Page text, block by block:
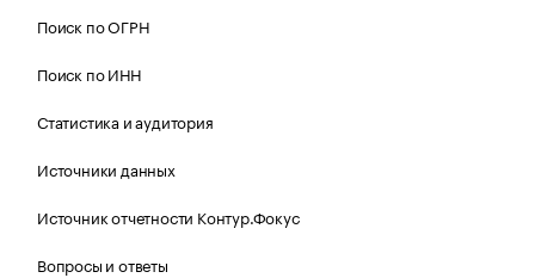
Поиск по ОГРН
Поиск по ИНН
Статистика и аудитория
Источники данных
Источник отчетности Контур.Фокус
Вопросы и ответы